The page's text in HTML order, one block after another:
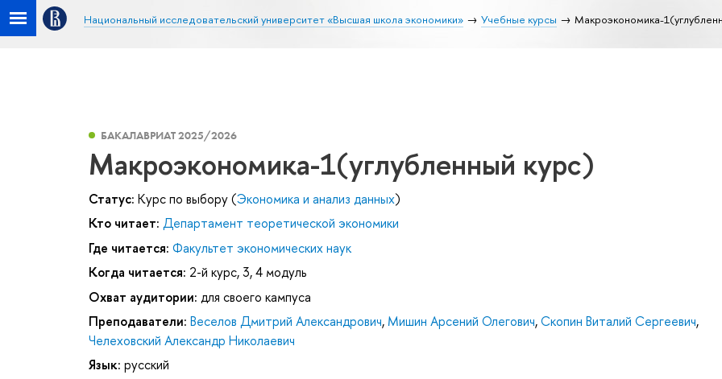
Национальный исследовательский университет «Высшая школа экономики» Учебные курсы Макроэкономика-
БАКАЛАВРИАТ 2025/2026
Макроэкономика-1(углубленный курс)
Статус: Курс по выбору (Экономика и анализ данных)
Кто читает: Департамент теоретической экономики
Где читается: Факультет экономических наук
Когда читается: 2-й курс, 3, 4 модуль
Охват аудитории: для своего кампуса
Преподаватели: Веселов Дмитрий Александрович, Мишин Арсений Олегович,Скопин Виталий Сергеевич,
Челеховский Александр Николаевич
Язык: русский